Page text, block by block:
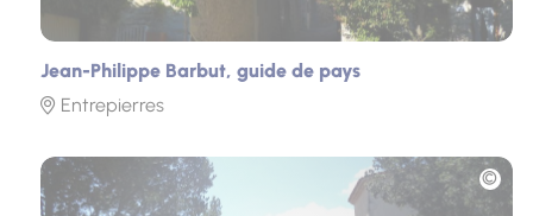
Jean-Philippe Barbut, guide de pays
Entrepierres
Photo